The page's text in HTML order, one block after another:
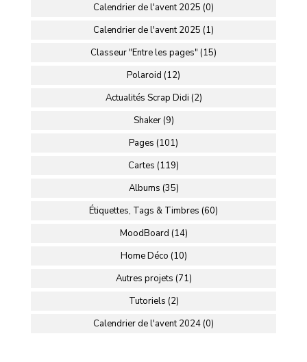
Calendrier de l'avent 2025 (0)
Calendrier de l'avent 2025 (1)
Classeur "Entre les pages" (15)
Polaroid (12)
Actualités Scrap Didi (2)
Shaker (9)
Pages (101)
Cartes (119)
Albums (35)
Étiquettes, Tags & Timbres (60)
MoodBoard (14)
Home Déco (10)
Autres projets (71)
Tutoriels (2)
Calendrier de l'avent 2024 (0)